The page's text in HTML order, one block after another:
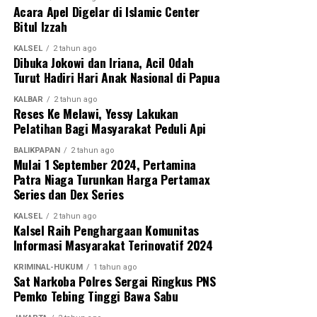
Messenger
Acara Apel Digelar di Islamic Center
Bitul Izzah
KALSEL 2 tahun ago
Dibuka Jokowi dan Iriana, Acil Odah
Turut Hadiri Hari Anak Nasional di Papua
KALBAR 2 tahun ago
Reses Ke Melawi, Yessy Lakukan
Pelatihan Bagi Masyarakat Peduli Api
BALIKPAPAN 2 tahun ago
Mulai 1 September 2024, Pertamina
Patra Niaga Turunkan Harga Pertamax
Series dan Dex Series
KALSEL 2 tahun ago
Kalsel Raih Penghargaan Komunitas
Informasi Masyarakat Terinovatif 2024
KRIMINAL-HUKUM 1 tahun ago
Sat Narkoba Polres Sergai Ringkus PNS
Pemko Tebing Tinggi Bawa Sabu